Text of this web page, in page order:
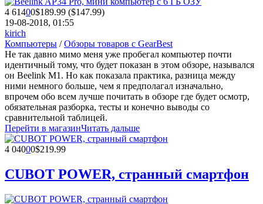
4 61400$189.99 ($147.99)
19-08-2018, 01:55
kirich
Компьютеры /Обзоры товаров с GearBest
Не так давно мимо меня уже пробегал компьютер почти
идентичный тому, что будет показан в этом обзоре, назывался
он Beelink M1. Но как показала практика, разница между
ними немного больше, чем я предполагал изначально,
впрочем обо всем лучше почитать в обзоре где будет осмотр,
обязательная разборка, тесты и конечно выводы со
сравнительной таблицей.
Перейти в магазинЧитать дальше
4 04000$219.99
CUBOT POWER, странный смартфон